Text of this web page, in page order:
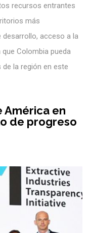
recursos entrantes
más
acceso a la
Colombia pueda
la región en este
América en
de progreso